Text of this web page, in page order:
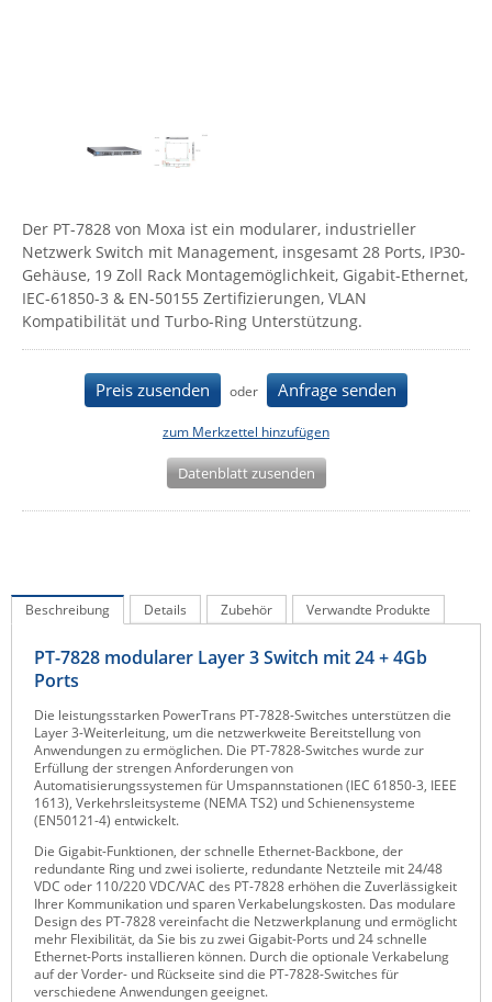
Wi-Fi - WLAN - Wireless
Enginko - mcf88
Fokus Technologies
Gefen
Guntermann & Drunck
High Sec Labs
IEC Lock
Kramer Electronics
KVM TEC
Legrand
LigoWave
Milesight
Moxa
Netio
Panorama Antennas
PatchSee
Power Kingdom
Poynting
Der PT-7828 von Moxa ist ein modularer, industrieller
Netzwerk Switch mit Management, insgesamt 28 Ports, IP30-
Gehäuse, 19 Zoll Rack Montagemöglichkeit, Gigabit-Ethernet,
IEC-61850-3 & EN-50155 Zertifizierungen, VLAN
Kompatibilität und Turbo-Ring Unterstützung.
Preis zusenden oder Anfrage senden
zum Merkzettel hinzufügen
Datenblatt zusenden
Beschreibung Details Zubehör Verwandte Produkte
PT-7828 modularer Layer 3 Switch mit 24 + 4Gb
Ports
Die leistungsstarken PowerTrans PT-7828-Switches unterstützen die
Layer 3-Weiterleitung, um die netzwerkweite Bereitstellung von
Anwendungen zu ermöglichen. Die PT-7828-Switches wurde zur
Erfüllung der strengen Anforderungen von
Automatisierungssystemen für Umspannstationen (IEC 61850-3, IEEE
1613), Verkehrsleitsysteme (NEMA TS2) und Schienensysteme
(EN50121-4) entwickelt.
Die Gigabit-Funktionen, der schnelle Ethernet-Backbone, der
redundante Ring und zwei isolierte, redundante Netzteile mit 24/48
VDC oder 110/220 VDC/VAC des PT-7828 erhöhen die Zuverlässigkeit
Ihrer Kommunikation und sparen Verkabelungskosten. Das modulare
Design des PT-7828 vereinfacht die Netzwerkplanung und ermöglicht
mehr Flexibilität, da Sie bis zu zwei Gigabit-Ports und 24 schnelle
Ethernet-Ports installieren können. Durch die optionale Verkabelung
auf der Vorder- und Rückseite sind die PT-7828-Switches für
verschiedene Anwendungen geeignet.